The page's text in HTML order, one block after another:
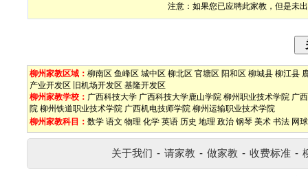
注意：如果您已应聘此家教，但是未
柳州家教区域： 柳南区 鱼峰区 城中区 柳北区 官塘区 阳和区 柳城县 柳江县
产业开发区
旧机场开发区 基隆开发区
柳州家教学校： 广西科技大学 广西科技大学鹿山学院 柳州职业技术学院 广
院 柳州铁道职业技术学院 广西机电技师学院 柳州运输职业技术学院
柳州家教科目： 数学 语文 物理 化学 英语 历史 地理 政治 钢琴 美术 书法 网球
关于我们 - 请家教 - 做家教 - 收费标准 -